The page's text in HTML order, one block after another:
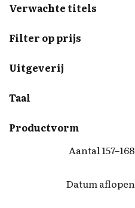
Aantal
Datum
Verwachte titels
Filter op prijs
Uitgeverij
Taal
Productvorm